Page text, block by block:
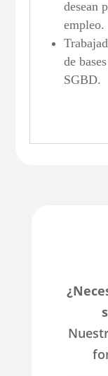
desean
empleo.
de
SGBD.